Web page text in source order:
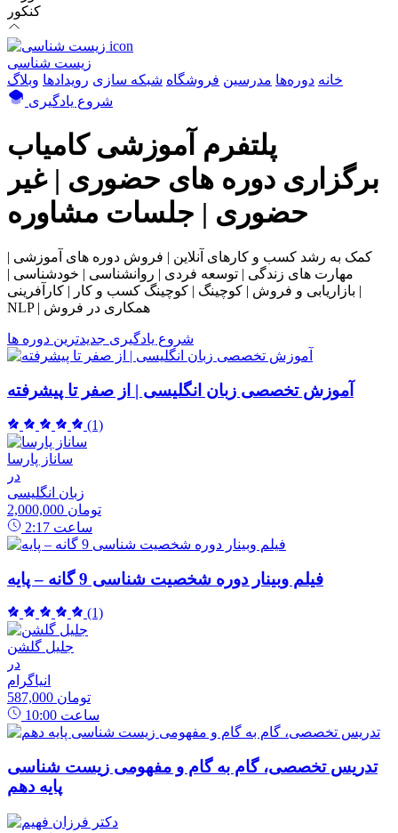
کنکور
زیست شناسی
خانه دوره‌ها مدرسین فروشگاه شبکه سازی رویداد‌ها وبلاگ
شروع یادگیری
پلتفرم آموزشی کامیاب
برگزاری دوره های حضوری | غیر
حضوری | جلسات مشاوره
کمک به رشد کسب و کارهای آنلاین | فروش دوره های آموزشی |
مهارت های زندگی | توسعه فردی | روانشناسی | خودشناسی |
بازاریابی و فروش | کوچینگ | کوچینگ کسب و کار | کارآفرینی |
NLP | همکاری در فروش
شروع یادگیری جدیدترین دوره ها
آموزش تخصصی زبان انگلیسی | از صفر تا پیشرفته
(1)
ساناز پارسا
در
زبان انگلیسی
2,000,000 تومان
2:17 ساعت
فیلم وبینار دوره شخصیت شناسی 9 گانه – پایه
(1)
جلیل گلشن
در
انیاگرام
587,000 تومان
10:00 ساعت
تدریس تخصصی، گام به گام و مفهومی زیست شناسی
پایه دهم